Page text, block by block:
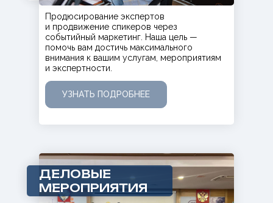
Продюсирование экспертов
и продвижение спикеров через
событийный маркетинг. Наша цель —
помочь вам достичь максимального
внимания к вашим услугам, мероприятиям
и экспертности.
УЗНАТЬ ПОДРОБНЕЕ
ДЕЛОВЫЕ
МЕРОПРИЯТИЯ